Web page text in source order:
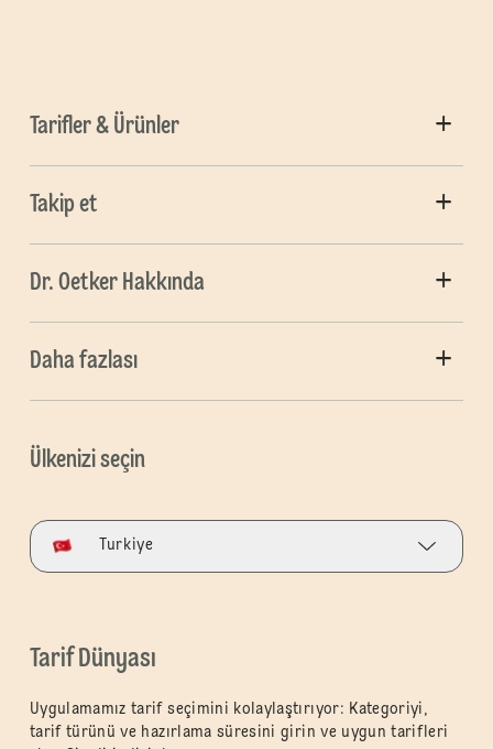
Tarifler & Ürünler
Takip et
Dr. Oetker Hakkında
Daha fazlası
Ülkenizi seçin
Turkiye
Tarif Dünyası
Uygulamamız tarif seçimini kolaylaştırıyor: Kategoriyi,
tarif türünü ve hazırlama süresini girin ve uygun tarifleri